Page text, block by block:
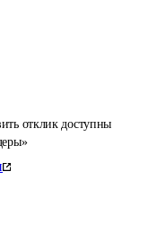
отклик доступны